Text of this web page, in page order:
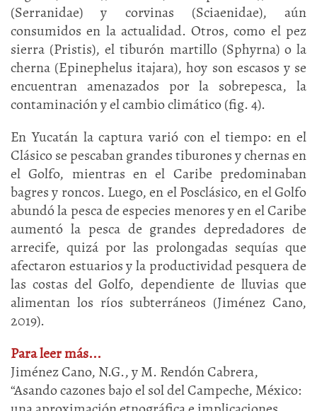
(Serranidae) y corvinas (Sciaenidae), aún
consumidos en la actualidad. Otros, como el pez
sierra (Pristis), el tiburón martillo (Sphyrna) o la
cherna (Epinephelus itajara), hoy son escasos y se
encuentran amenazados por la sobrepesca, la
contaminación y el cambio climático (fig. 4).
En Yucatán la captura varió con el tiempo: en el
Clásico se pescaban grandes tiburones y chernas en
el Golfo, mientras en el Caribe predominaban
bagres y roncos. Luego, en el Posclásico, en el Golfo
abundó la pesca de especies menores y en el Caribe
aumentó la pesca de grandes depredadores de
arrecife, quizá por las prolongadas sequías que
afectaron estuarios y la productividad pesquera de
las costas del Golfo, dependiente de lluvias que
alimentan los ríos subterráneos (Jiménez Cano,
2019).
Para leer más...
Jiménez Cano, N.G., y M. Rendón Cabrera,
“Asando cazones bajo el sol del Campeche, México: